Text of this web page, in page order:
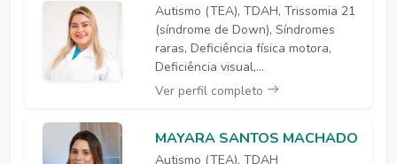
Autismo (TEA), TDAH, Trissomia 21
(síndrome de Down), Síndromes
raras, Deficiência física motora,
Deficiência visual,...
Ver perfil completo
MAYARA SANTOS MACHADO
Autismo (TEA), TDAH